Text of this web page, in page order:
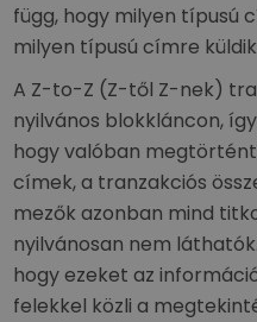
függ, hogy milyen típusú
milyen típusú címre
A Z-to-Z (Z-től Z-nek)
nyilvános blokkláncon,
hogy valóban
címek, a tranzakciós
mezők azonban mind
nyilvánosan nem
hogy ezeket az
felekkel közli a